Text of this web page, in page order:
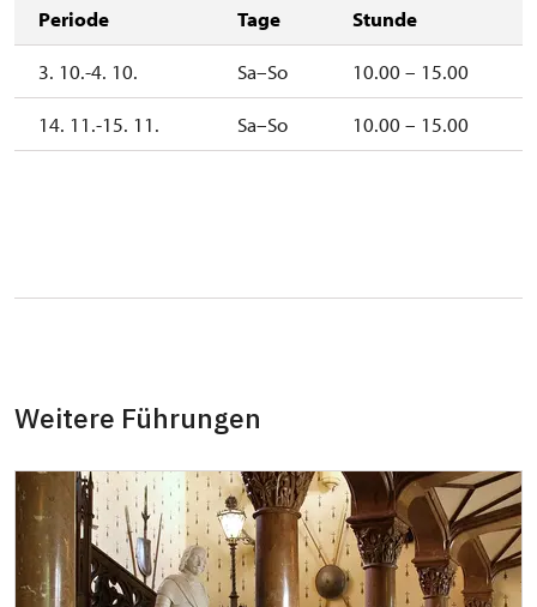
Periode Tage Stunde
3. 10.-4. 10. Sa–So 10.00 – 15.00
14. 11.-15. 11. Sa–So 10.00 – 15.00
Weitere Führungen